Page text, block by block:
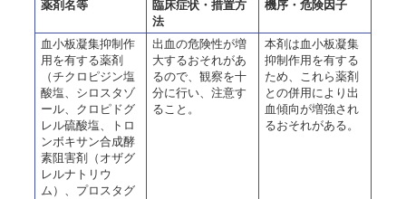
薬剤名等
臨床症状・措置方
法
機序・危険因子
血小板凝集抑制作
用を有する薬剤
（チクロピジン塩
酸塩、シロスタゾ
ール、クロピドグ
レル硫酸塩、トロ
ンボキサン合成酵
素阻害剤（オザグ
レルナトリウ
ム）、プロスタグ
出血の危険性が増
大するおそれがあ
るので、観察を十
分に行い、注意す
ること。
本剤は血小板凝集
抑制作用を有する
ため、これら薬剤
との併用により出
血傾向が増強され
るおそれがある。